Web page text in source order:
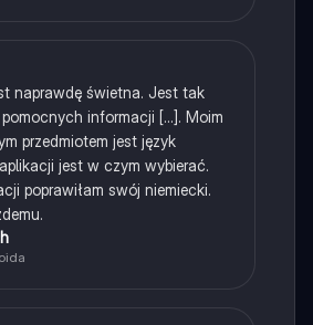
naprawdę świetna. Jest tak
informacji [...]. Moim
przedmiotem jest język
jest w czym wybierać.
poprawiłam swój niemiecki.